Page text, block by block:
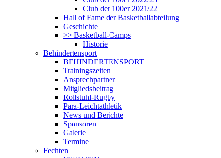
Club der 100er 2021/22
Hall of Fame der Basketballabteilung
Geschichte
>> Basketball-Camps
Historie
Behindertensport
BEHINDERTENSPORT
Trainingszeiten
Ansprechpartner
Mitgliedsbeitrag
Rollstuhl-Rugby
Para-Leichtathletik
News und Berichte
Sponsoren
Galerie
Termine
Fechten